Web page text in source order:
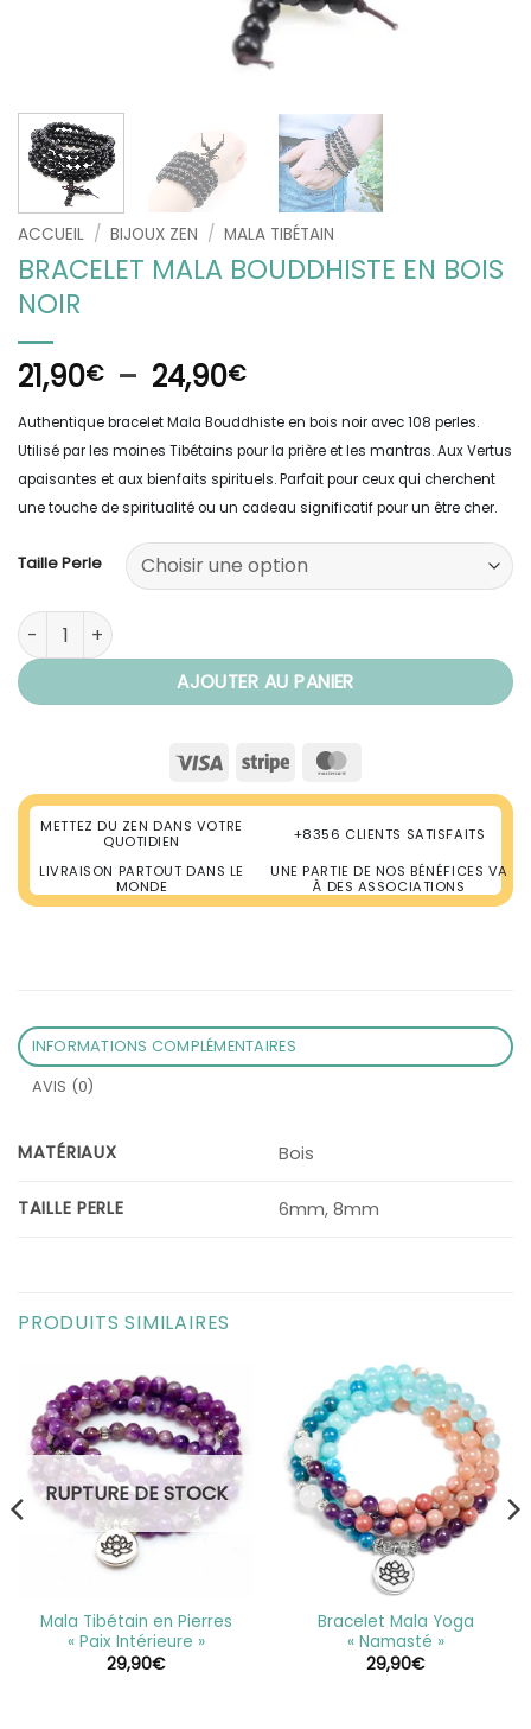
ACCUEIL / BIJOUX ZEN / MALA TIBÉTAIN
BRACELET MALA BOUDDHISTE EN BOIS
NOIR
21,90€ – 24,90€Plage
prix :
21,90€
à
24,90€
Authentique bracelet Mala Bouddhiste en bois noir avec 108 perles.
Utilisé par les moines Tibétains pour la prière et les mantras. Aux Vertus
apaisantes et aux bienfaits spirituels. Parfait pour ceux qui cherchent
une touche de spiritualité ou un cadeau significatif pour un être cher.
Taille Perle
quantité de Bracelet Mala Bouddhiste en Bois Noir
AJOUTER AU PANIER
Visa Stripe
METTEZ DU ZEN DANS VOTRE
QUOTIDIEN
+8356 CLIENTS SATISFAITS
LIVRAISON PARTOUT DANS LE
MONDE
UNE PARTIE DE NOS BÉNÉFICES VA
À DES ASSOCIATIONS
INFORMATIONS COMPLÉMENTAIRES
AVIS (0)
MATÉRIAUX Bois
TAILLE PERLE 6mm, 8mm
PRODUITS SIMILAIRES
RUPTURE DE STOCK
Mala Tibétain en Pierres
« Paix Intérieure »
29,90€
Bracelet Mala Yoga
« Namasté »
29,90€